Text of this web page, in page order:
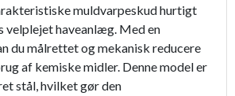
muldvarpeskud hurtigt
velplejet haveanlæg. Med en
du målrettet og mekanisk reducere
af kemiske midler. Denne model er
stål, hvilket gør den